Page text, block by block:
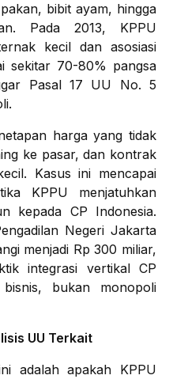
bibit ayam, hingga
Pada 2013, KPPU
kecil dan asosiasi
sekitar 70-80% pangsa
Pasal 17 UU No. 5
harga yang tidak
ke pasar, dan kontrak
Kasus ini mencapai
KPPU menjatuhkan
kepada CP Indonesia.
Negeri Jakarta
menjadi Rp 300 miliar,
integrasi vertikal CP
bukan monopoli
UU Terkait
adalah apakah KPPU